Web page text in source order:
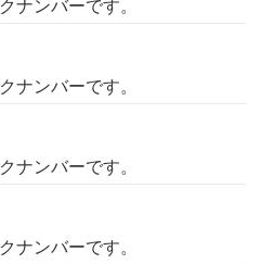
ナンバーです。
ナンバーです。
ナンバーです。
ナンバーです。